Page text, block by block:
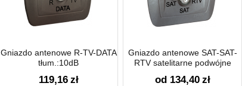
Gniazdo antenowe R-TV-DATA
tłum.:10dB
119,16 zł
Gniazdo antenowe SAT-SAT-
RTV satelitarne podwójne
od 134,40 zł